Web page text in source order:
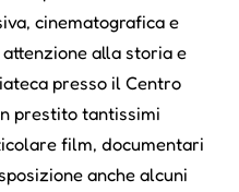
cinematografica e
alla storia e
presso il Centro
prestito tantissimi
film, documentari
anche alcuni